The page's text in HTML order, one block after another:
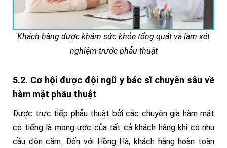
Khách hàng được khám sức khỏe tổng quát và làm xét
nghiệm trước phẫu thuật
5.2. Cơ hội được đội ngũ y bác sĩ chuyên sâu về
hàm mặt phẫu thuật
Được trực tiếp phẫu thuật bởi các chuyên gia hàm mặt
có tiếng là mong ước của tất cả khách hàng khi có nhu
cầu độn cằm. Đến với Hồng Hà, khách hàng hoàn toàn